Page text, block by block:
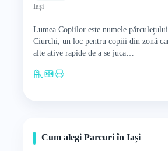
Iași
Lumea Copiilor este numele
Ciurchi, un loc pentru copiii din zonă
alte ative rapide de a se juca…
Cum alegi Parcuri în Iași